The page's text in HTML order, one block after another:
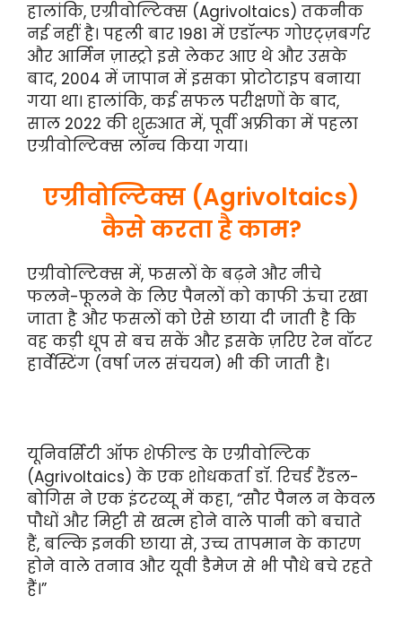
हालांकि, एग्रीवोल्टिक्स (Agrivoltaics) तकनीक
नई नहीं है। पहली बार 1981 में एडॉल्फ गोएट्ज़बर्गर
और आर्मिन ज़ास्ट्रो इसे लेकर आए थे और उसके
बाद, 2004 में जापान में इसका प्रोटोटाइप बनाया
गया था। हालांकि, कई सफल परीक्षणों के बाद,
साल 2022 की शुरुआत में, पूर्वी अफ्रीका में पहला
एग्रीवोल्टिक्स लॉन्च किया गया।
एग्रीवोल्टिक्स (Agrivoltaics)
कैसे करता है काम?
एग्रीवोल्टिक्स में, फसलों के बढ़ने और नीचे
फलने-फूलने के लिए पैनलों को काफी ऊंचा रखा
जाता है और फसलों को ऐसे छाया दी जाती है कि
वह कड़ी धूप से बच सकें और इसके ज़रिए रेन वॉटर
हार्वेस्टिंग (वर्षा जल संचयन) भी की जाती है।
यूनिवर्सिटी ऑफ शेफील्ड के एग्रीवोल्टिक
(Agrivoltaics) के एक शोधकर्ता डॉ. रिचर्ड रैंडल-
बोगिस ने एक इंटरव्यू में कहा, “सौर पैनल न केवल
पौधों और मिट्टी से खत्म होने वाले पानी को बचाते
हैं, बल्कि इनकी छाया से, उच्च तापमान के कारण
होने वाले तनाव और यूवी डैमेज से भी पौधे बचे रहते
हैं।”